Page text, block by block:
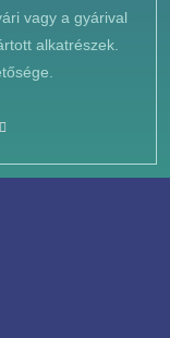
vagy a gyárival
alkatrészek.